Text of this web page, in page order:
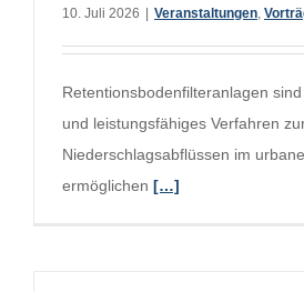
10. Juli 2026 | Veranstaltungen,
Retentionsbodenfilteranlagen
und leistungsfähiges Verfahren
Niederschlagsabflüssen im
ermöglichen […]